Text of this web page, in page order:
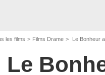
les films Films Drame Le Bonheur
Le